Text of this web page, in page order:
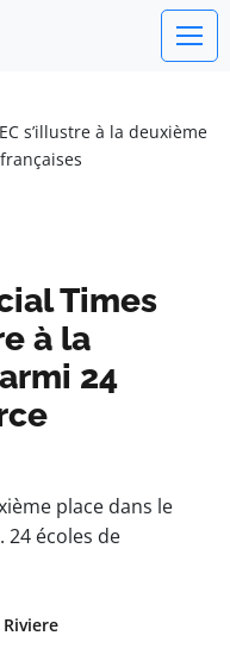
s’illustre à la deuxième
Times
à la
24
place dans le
24 écoles de